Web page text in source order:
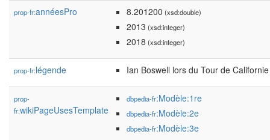
prop-fr:annéesPro 8.201200 (xsd:double)
2013 (xsd:integer)
2018 (xsd:integer)
prop-fr:légende Ian Boswell lors du Tour de
prop-
fr:wikiPageUsesTemplate
dbpedia-fr:Modèle:1re
dbpedia-fr:Modèle:2e
dbpedia-fr:Modèle:3e